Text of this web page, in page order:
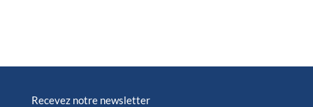
Recevez notre newsletter